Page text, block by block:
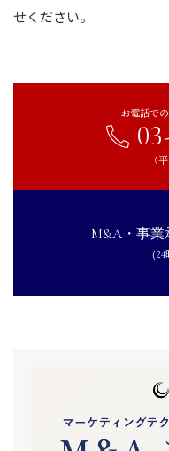
せください。
お電話で
（
M&A・事業
（